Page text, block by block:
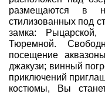
размещаются в
стилизованных под
замка:
Тюремной.
посещение
джакузи; винный
приключений
костюмы, Вы